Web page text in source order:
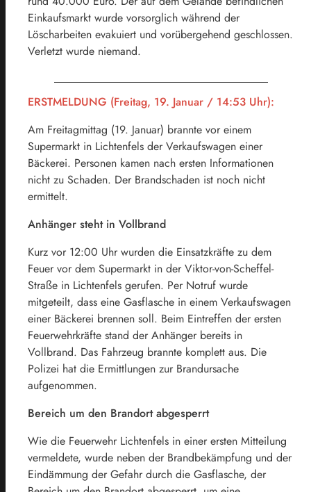
Einkaufsmarkt wurde vorsorglich während der
Löscharbeiten evakuiert und vorübergehend geschlossen.
Verletzt wurde niemand.
ERSTMELDUNG (Freitag, 19. Januar / 14:53 Uhr):
Am Freitagmittag (19. Januar) brannte vor einem
Supermarkt in Lichtenfels der Verkaufswagen einer
Bäckerei. Personen kamen nach ersten Informationen
nicht zu Schaden. Der Brandschaden ist noch nicht
ermittelt.
Anhänger steht in Vollbrand
Kurz vor 12:00 Uhr wurden die Einsatzkräfte zu dem
Feuer vor dem Supermarkt in der Viktor-von-Scheffel-
Straße in Lichtenfels gerufen. Per Notruf wurde
mitgeteilt, dass eine Gasflasche in einem Verkaufswagen
einer Bäckerei brennen soll. Beim Eintreffen der ersten
Feuerwehrkräfte stand der Anhänger bereits in
Vollbrand. Das Fahrzeug brannte komplett aus. Die
Polizei hat die Ermittlungen zur Brandursache
aufgenommen.
Bereich um den Brandort abgesperrt
Wie die Feuerwehr Lichtenfels in einer ersten Mitteilung
vermeldete, wurde neben der Brandbekämpfung und der
Eindämmung der Gefahr durch die Gasflasche, der